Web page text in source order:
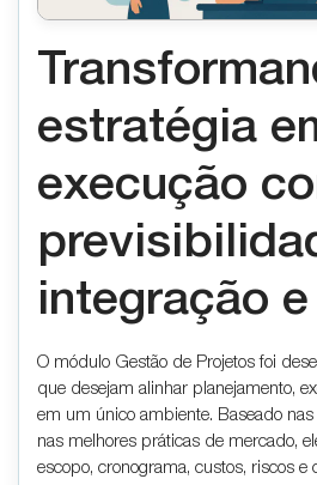
estratégia
execução
integração
O módulo Gestão de Projetos foi
que desejam alinhar planejamento,
em um único ambiente. Baseado
nas melhores práticas de mercado,
escopo, cronograma, custos, riscos e